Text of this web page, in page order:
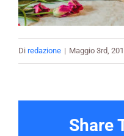
Di redazione | Maggio 3rd,
Share